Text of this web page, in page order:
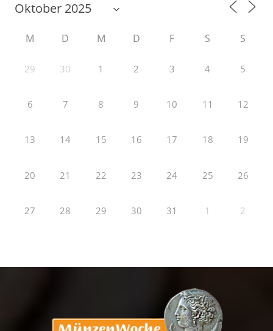
M D M D F S S
29 30 1 2 3 4 5
6 7 8 9 10 11 12
13 14 15 16 17 18 19
20 21 22 23 24 25 26
27 28 29 30 31 1 2